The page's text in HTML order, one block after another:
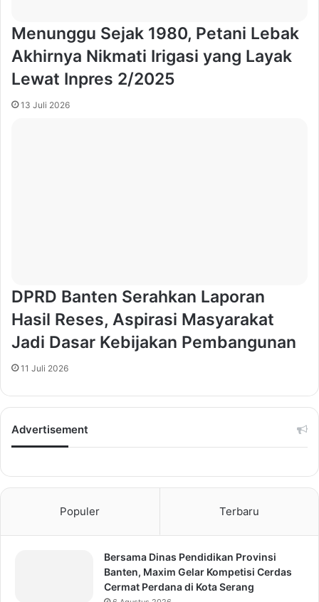
Menunggu Sejak 1980, Petani Lebak
Akhirnya Nikmati Irigasi yang Layak
Lewat Inpres 2/2025
13 Juli 2026
DPRD Banten Serahkan Laporan
Hasil Reses, Aspirasi Masyarakat
Jadi Dasar Kebijakan Pembangunan
11 Juli 2026
Advertisement
Populer Terbaru
Bersama Dinas Pendidikan Provinsi
Banten, Maxim Gelar Kompetisi Cerdas
Cermat Perdana di Kota Serang